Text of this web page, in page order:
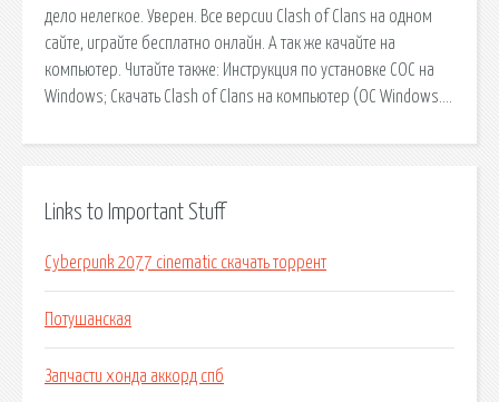
дело нелегкое. Уверен. Все версии Clash of Clans на одном
сайте, играйте бесплатно онлайн. А так же качайте на
компьютер. Читайте также: Инструкция по установке COC на
Windows; Скачать Clash of Clans на компьютер (ОС Windows….
Links to Important Stuff
Cyberpunk 2077 cinematic скачать торрент
Потушанская
Запчасти хонда аккорд спб